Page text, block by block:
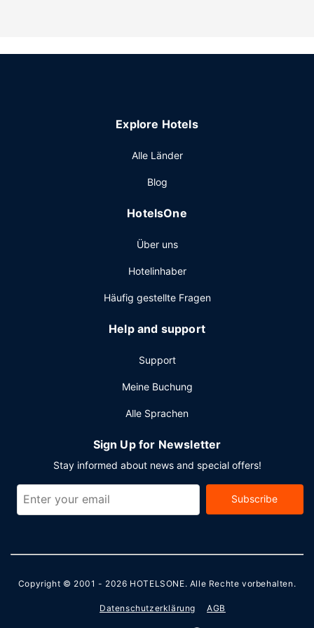
stehen ebenfalls zur Verfügung.
09:30 Uhr und am Wochenende von 07:00 Uhr bis
Sonstige Einrichtungen
Zum Angebot gehören ein Express-Check-out, ein
Rezeption. Wenn du eine Veranstaltung in Reading planst,
Quadratfuß (412 Quadratmeter) großen
9 Tagungsräume. Vor Ort gibt es Folgendes: Parken ohne
Service (kostenpflichtig).
Explore Hotels
Alle Länder
Blog
HotelsOne
Über uns
Hotelinhaber
Häufig gestellte Fragen
Help and support
Support
Meine Buchung
Alle Sprachen
Sign Up for Newsletter
Stay informed about news and special offers!
Subscribe
Copyright © 2001 - 2026 HOTELSONE. Alle Rechte vorbehalten.
Datenschutzerklärung AGB